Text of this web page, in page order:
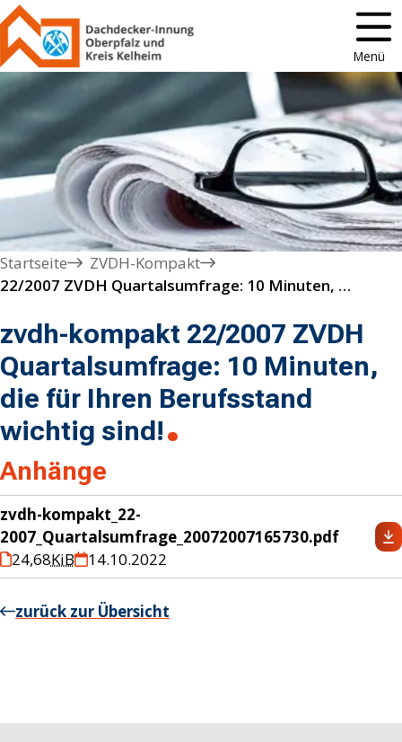
Menü
Startseite
ZVDH-Kompakt
22/2007 ZVDH Quartalsumfrage: 10 Minuten, die für Ihren Berufsstand wichtig sind!
zvdh-kompakt 22/2007 ZVDH
Quartalsumfrage: 10 Minuten,
die für Ihren Berufsstand
wichtig sind!
Anhänge
zvdh-kompakt_22-
2007_Quartalsumfrage_20072007165730.pdf
24,68KiB 14.10.2022
zurück zur Übersicht